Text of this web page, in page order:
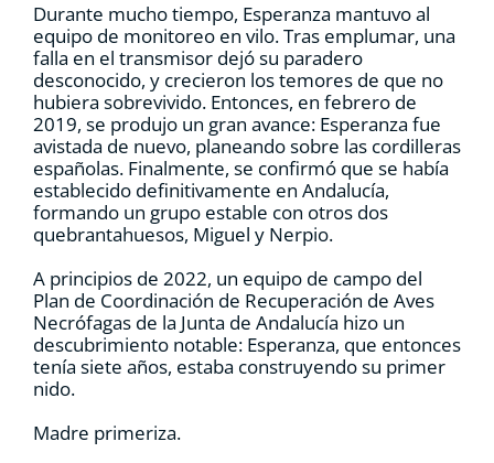
Durante mucho tiempo, Esperanza mantuvo al
equipo de monitoreo en vilo. Tras emplumar, una
falla en el transmisor dejó su paradero
desconocido, y crecieron los temores de que no
hubiera sobrevivido. Entonces, en febrero de
2019, se produjo un gran avance: Esperanza fue
avistada de nuevo, planeando sobre las cordilleras
españolas. Finalmente, se confirmó que se había
establecido definitivamente en Andalucía,
formando un grupo estable con otros dos
quebrantahuesos, Miguel y Nerpio.
A principios de 2022, un equipo de campo del
Plan de Coordinación de Recuperación de Aves
Necrófagas de la Junta de Andalucía hizo un
descubrimiento notable: Esperanza, que entonces
tenía siete años, estaba construyendo su primer
nido.
Madre primeriza.